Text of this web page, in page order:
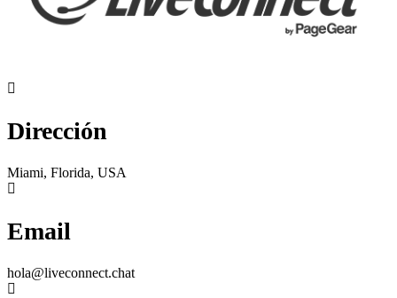
Dirección
Miami, Florida, USA
Email
hola@liveconnect.chat